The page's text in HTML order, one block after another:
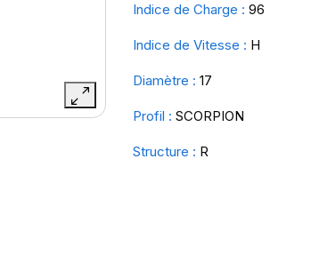
Indice de Charge : 96
Indice de Vitesse : H
Diamètre : 17
Profil : SCORPION
Structure : R